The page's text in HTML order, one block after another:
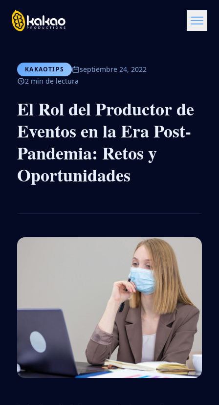
KAKAOTIPS
septiembre 24, 2022
2 min de lectura
El Rol del Productor de
Eventos en la Era Post-
Pandemia: Retos y
Oportunidades